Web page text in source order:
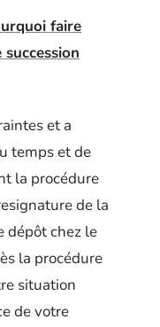
faire
et a
temps et de
la procédure
de la
dépôt chez le
la procédure
situation
de votre